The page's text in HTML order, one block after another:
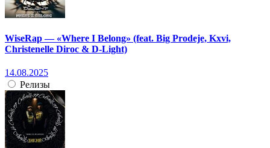
WiseRap — «Where I Belong» (feat. Big Prodeje, Kxvi,
Christenelle Diroc & D-Light)
14.08.2025
Релизы